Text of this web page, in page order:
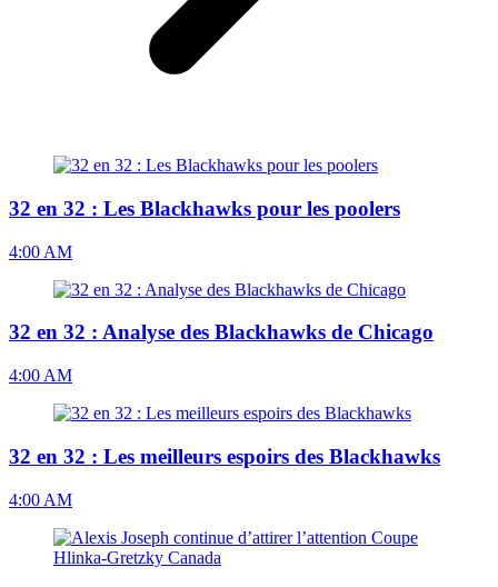
32 en 32 : Les Blackhawks pour les poolers
4:00 AM
32 en 32 : Analyse des Blackhawks de Chicago
4:00 AM
32 en 32 : Les meilleurs espoirs des Blackhawks
4:00 AM